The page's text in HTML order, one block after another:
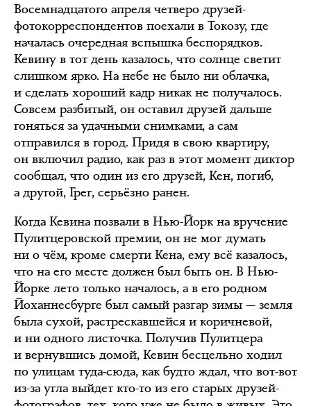
Восемнадцатого апреля четверо друзей-
фотокорреспондентов поехали в Токозу, где
началась очередная вспышка беспорядков.
Кевину в тот день казалось, что солнце светит
слишком ярко. На небе не было ни облачка,
и сделать хороший кадр никак не получалось.
Совсем разбитый, он оставил друзей дальше
гоняться за удачными снимками, а сам
отправился в город. Придя в свою квартиру,
он включил радио, как раз в этот момент диктор
сообщал, что один из его друзей, Кен, погиб,
а другой, Грег, серьёзно ранен.
Когда Кевина позвали в Нью-Йорк на вручение
Пулитцеровской премии, он не мог думать
ни о чём, кроме смерти Кена, ему всё казалось,
что на его месте должен был быть он. В Нью-
Йорке лето только началось, а в его родном
Йоханнесбурге был самый разгар зимы — земля
была сухой, растрескавшейся и коричневой,
и ни одного листочка. Получив Пулитцера
и вернувшись домой, Кевин бесцельно ходил
по улицам туда-сюда, как будто ждал, что вот-вот
из-за угла выйдет кто-то из его старых друзей-